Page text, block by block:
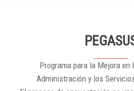
Programa para la Mejora en
Administración y los